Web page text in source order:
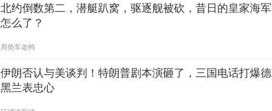
北约倒数第二，潜艇趴窝，驱逐舰被砍，昔日的皇家海军
怎么了？
局势车老鸭
伊朗否认与美谈判！特朗普剧本演砸了，三国电话打爆德
黑兰表忠心